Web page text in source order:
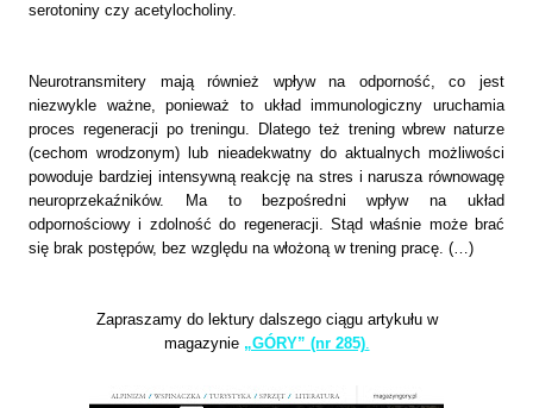
serotoniny czy acetylocholiny.
Neurotransmitery mają również wpływ na odporność, co jest
niezwykle ważne, ponieważ to układ immunologiczny uruchamia
proces regeneracji po treningu. Dlatego też trening wbrew naturze
(cechom wrodzonym) lub nieadekwatny do aktualnych możliwości
powoduje bardziej intensywną reakcję na stres i narusza równowagę
neuroprzekaźników. Ma to bezpośredni wpływ na układ
odpornościowy i zdolność do regeneracji. Stąd właśnie może brać
się brak postępów, bez względu na włożoną w trening pracę. (…)
Zapraszamy do lektury dalszego ciągu artykułu w
magazynie „GÓRY” (nr 285).